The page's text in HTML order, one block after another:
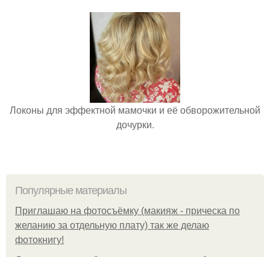
Локоны для эффектной мамочки и её обворожительной
дочурки.
Популярные материалы
Приглашаю на фотосъёмку (макияж - прическа по
желанию за отдельную плату) так же делаю
фотокнигу!